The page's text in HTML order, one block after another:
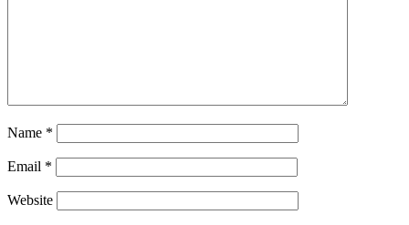
Name *
Email *
Website